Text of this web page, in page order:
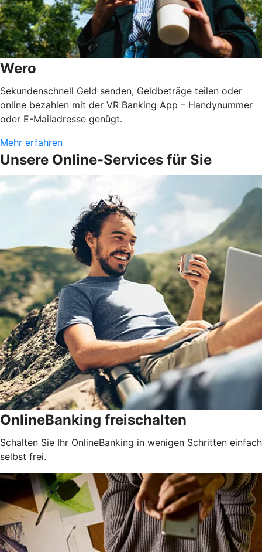
Wero
Sekundenschnell Geld senden, Geldbeträge teilen oder
online bezahlen mit der VR Banking App – Handynummer
oder E-Mailadresse genügt.
Mehr erfahren
Unsere Online-Services für Sie
OnlineBanking freischalten
Schalten Sie Ihr OnlineBanking in wenigen Schritten einfach
selbst frei.